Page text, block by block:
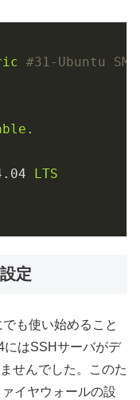
#31-Ubuntu
LTS
定
も使い始めること
にはSSHサーバがデ
せんでした。このた
イヤウォールの設